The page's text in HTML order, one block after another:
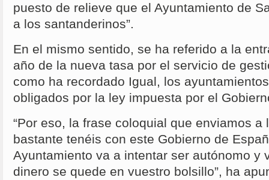
puesto de relieve que el Ayuntamiento de
a los santanderinos”.
En el mismo sentido, se ha referido a la
año de la nueva tasa por el servicio de
como ha recordado Igual, los
obligados por la ley impuesta por el
“Por eso, la frase coloquial que enviamos a
bastante tenéis con este Gobierno de
Ayuntamiento va a intentar ser autónomo y
dinero se quede en vuestro bolsillo”, ha